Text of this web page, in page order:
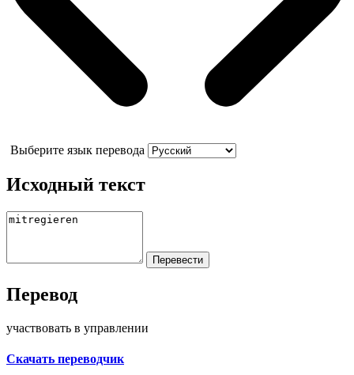
Выберите язык перевода
Исходный текст
Перевод
участвовать в управлении
Скачать переводчик